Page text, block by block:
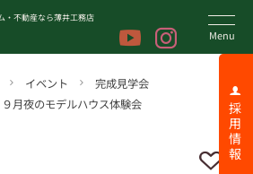
・不動産なら薄井工務店
採 用 情 報
イベント
完成見学会
９月夜のモデルハウス体験会